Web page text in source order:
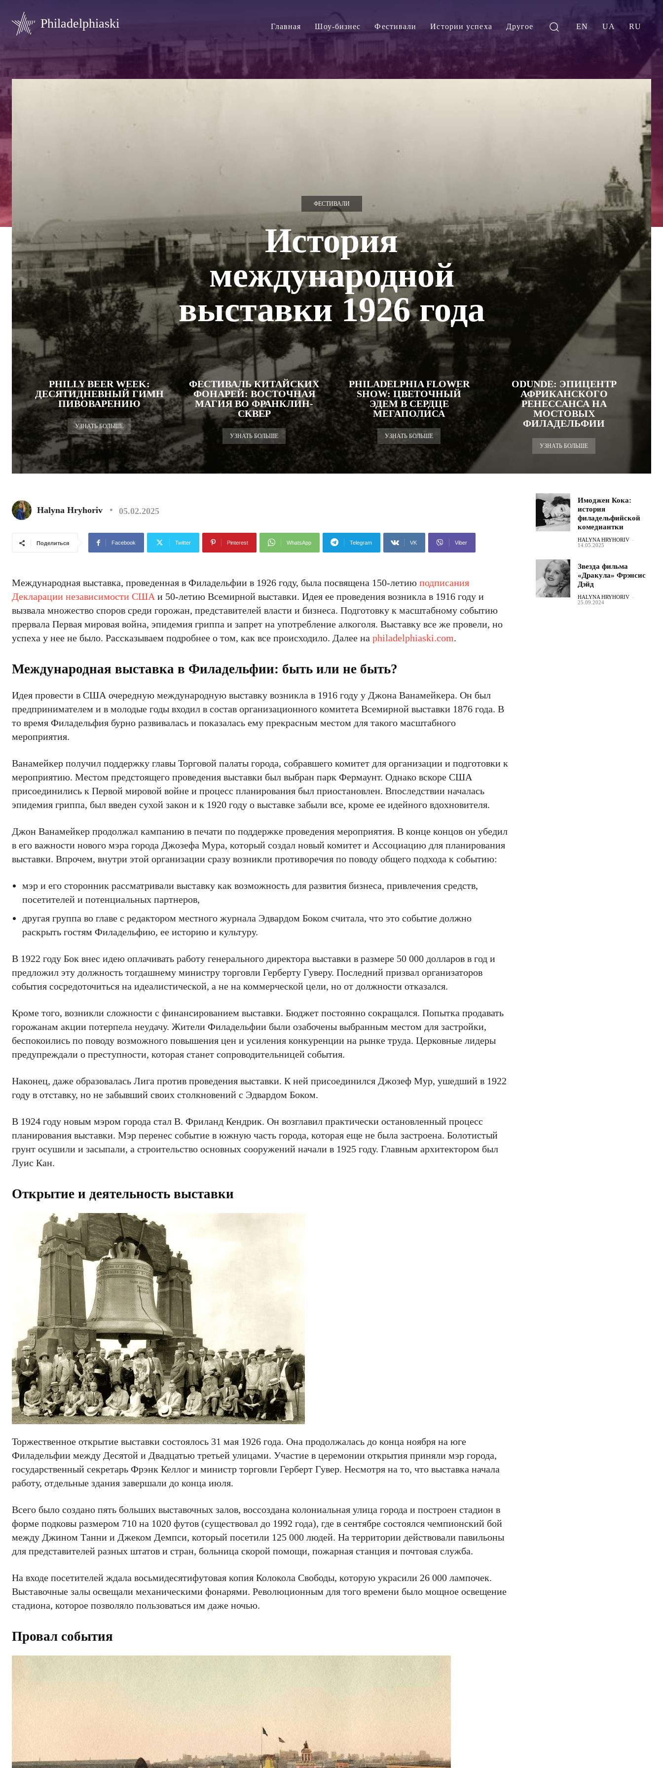
Philadelphiaski Главная Шоу-бизнес Фестивали Истории успеха Другое EN UA RU
ФЕСТИВАЛИ
История
международной
выставки 1926 года
PHILLY BEER WEEK:
ДЕСЯТИДНЕВНЫЙ ГИМН
ПИВОВАРЕНИЮ
УЗНАТЬ БОЛЬШЕ
ФЕСТИВАЛЬ КИТАЙСКИХ
ФОНАРЕЙ: ВОСТОЧНАЯ
МАГИЯ ВО ФРАНКЛИН-
СКВЕР
УЗНАТЬ БОЛЬШЕ
PHILADELPHIA FLOWER
SHOW: ЦВЕТОЧНЫЙ
ЭДЕМ В СЕРДЦЕ
МЕГАПОЛИСА
УЗНАТЬ БОЛЬШЕ
ODUNDE: ЭПИЦЕНТР
АФРИКАНСКОГО
РЕНЕССАНСА НА
МОСТОВЫХ
ФИЛАДЕЛЬФИИ
УЗНАТЬ БОЛЬШЕ
Halyna Hryhoriv 05.02.2025
Поделиться Facebook Twitter Pinterest WhatsApp Telegram VK Viber
Международная выставка, проведенная в Филадельфии в 1926 году, была посвящена 150-летию подписания
Декларации независимости США и 50-летию Всемирной выставки. Идея ее проведения возникла в 1916 году и
вызвала множество споров среди горожан, представителей власти и бизнеса. Подготовку к масштабному событию
прервала Первая мировая война, эпидемия гриппа и запрет на употребление алкоголя. Выставку все же провели, но
успеха у нее не было. Рассказываем подробнее о том, как все происходило. Далее на philadelphiaski.com.
Международная выставка в Филадельфии: быть или не быть?
Идея провести в США очередную международную выставку возникла в 1916 году у Джона Ванамейкера. Он был
предпринимателем и в молодые годы входил в состав организационного комитета Всемирной выставки 1876 года. В
то время Филадельфия бурно развивалась и показалась ему прекрасным местом для такого масштабного
мероприятия.
Ванамейкер получил поддержку главы Торговой палаты города, собравшего комитет для организации и подготовки к
мероприятию. Местом предстоящего проведения выставки был выбран парк Фермаунт. Однако вскоре США
присоединились к Первой мировой войне и процесс планирования был приостановлен. Впоследствии началась
эпидемия гриппа, был введен сухой закон и к 1920 году о выставке забыли все, кроме ее идейного вдохновителя.
Джон Ванамейкер продолжал кампанию в печати по поддержке проведения мероприятия. В конце концов он убедил
в его важности нового мэра города Джозефа Мура, который создал новый комитет и Ассоциацию для планирования
выставки. Впрочем, внутри этой организации сразу возникли противоречия по поводу общего подхода к событию:
мэр и его сторонник рассматривали выставку как возможность для развития бизнеса, привлечения средств,
посетителей и потенциальных партнеров,
другая группа во главе с редактором местного журнала Эдвардом Боком считала, что это событие должно
раскрыть гостям Филадельфию, ее историю и культуру.
В 1922 году Бок внес идею оплачивать работу генерального директора выставки в размере 50 000 долларов в год и
предложил эту должность тогдашнему министру торговли Герберту Гуверу. Последний призвал организаторов
события сосредоточиться на идеалистической, а не на коммерческой цели, но от должности отказался.
Кроме того, возникли сложности с финансированием выставки. Бюджет постоянно сокращался. Попытка продавать
горожанам акции потерпела неудачу. Жители Филадельфии были озабочены выбранным местом для застройки,
беспокоились по поводу возможного повышения цен и усиления конкуренции на рынке труда. Церковные лидеры
предупреждали о преступности, которая станет сопроводительницей события.
Наконец, даже образовалась Лига против проведения выставки. К ней присоединился Джозеф Мур, ушедший в 1922
году в отставку, но не забывший своих столкновений с Эдвардом Боком.
В 1924 году новым мэром города стал В. Фриланд Кендрик. Он возглавил практически остановленный процесс
планирования выставки. Мэр перенес событие в южную часть города, которая еще не была застроена. Болотистый
грунт осушили и засыпали, а строительство основных сооружений начали в 1925 году. Главным архитектором был
Луис Кан.
Открытие и деятельность выставки
Торжественное открытие выставки состоялось 31 мая 1926 года. Она продолжалась до конца ноября на юге
Филадельфии между Десятой и Двадцатью третьей улицами. Участие в церемонии открытия приняли мэр города,
государственный секретарь Фрэнк Келлог и министр торговли Герберт Гувер. Несмотря на то, что выставка начала
работу, отдельные здания завершали до конца июля.
Всего было создано пять больших выставочных залов, воссоздана колониальная улица города и построен стадион в
форме подковы размером 710 на 1020 футов (существовал до 1992 года), где в сентябре состоялся чемпионский бой
между Джином Танни и Джеком Демпси, который посетили 125 000 людей. На территории действовали павильоны
для представителей разных штатов и стран, больница скорой помощи, пожарная станция и почтовая служба.
На входе посетителей ждала восьмидесятифутовая копия Колокола Свободы, которую украсили 26 000 лампочек.
Выставочные залы освещали механическими фонарями. Революционным для того времени было мощное освещение
стадиона, которое позволяло пользоваться им даже ночью.
Провал события
Имоджен Кока:
история
филадельфийской
комедиантки
HALYNA HRYHORIV -
14.05.2025
Звезда фильма
«Дракула» Фрэнсис
Дэйд
HALYNA HRYHORIV -
25.09.2024